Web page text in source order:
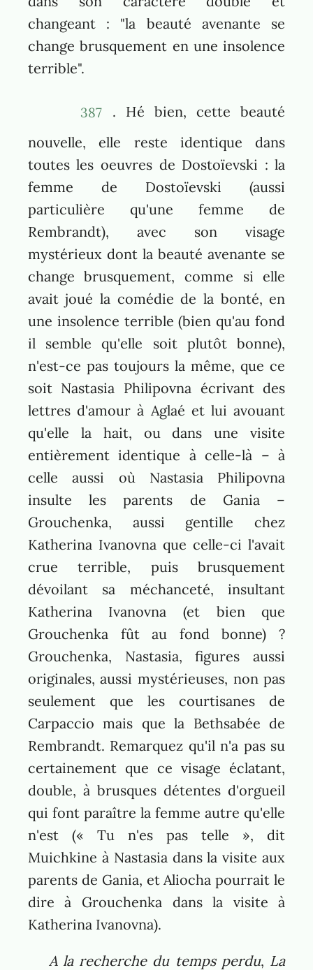
changeant : "la beauté avenante se
change brusquement en une insolence
terrible".
387
. Hé bien, cette beauté
nouvelle, elle reste identique dans
toutes les oeuvres de Dostoïevski : la
femme de Dostoïevski (aussi
particulière qu'une femme de
Rembrandt), avec son visage
mystérieux dont la beauté avenante se
change brusquement, comme si elle
avait joué la comédie de la bonté, en
une insolence terrible (bien qu'au fond
il semble qu'elle soit plutôt bonne),
n'est-ce pas toujours la même, que ce
soit Nastasia Philipovna écrivant des
lettres d'amour à Aglaé et lui avouant
qu'elle la hait, ou dans une visite
entièrement identique à celle-là – à
celle aussi où Nastasia Philipovna
insulte les parents de Gania –
Grouchenka, aussi gentille chez
Katherina Ivanovna que celle-ci l'avait
crue terrible, puis brusquement
dévoilant sa méchanceté, insultant
Katherina Ivanovna (et bien que
Grouchenka fût au fond bonne) ?
Grouchenka, Nastasia, figures aussi
originales, aussi mystérieuses, non pas
seulement que les courtisanes de
Carpaccio mais que la Bethsabée de
Rembrandt. Remarquez qu'il n'a pas su
certainement que ce visage éclatant,
double, à brusques détentes d'orgueil
qui font paraître la femme autre qu'elle
n'est (« Tu n'es pas telle », dit
Muichkine à Nastasia dans la visite aux
parents de Gania, et Aliocha pourrait le
dire à Grouchenka dans la visite à
Katherina Ivanovna).
A la recherche du temps perdu, La